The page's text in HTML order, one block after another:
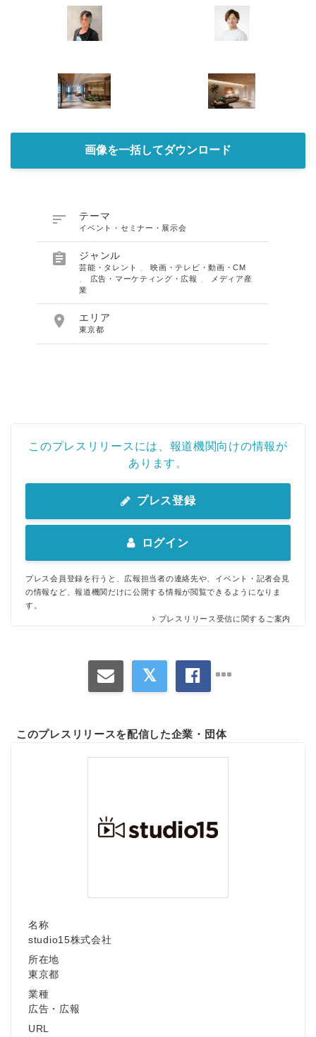
画像を一括してダウンロード
 テーマ
イベント・セミナー・展示会
 ジャンル
芸能・タレント 、映画・テレビ・動画・CM
広告・マーケティング・広報
メディア産
業
 エリア
東京都
このプレスリリースには、報道機関向けの情報が
あります。
プレス登録
ログイン
プレス会員登録を行うと、広報担当者の連絡先や、イベント・記者会見
の情報など、報道機関だけに公開する情報が閲覧できるようになりま
す。
プレスリリース受信に関するご案内
このプレスリリースを配信した企業・団体
名称
studio15株式会社
所在地
東京都
業種
広告・広報
URL